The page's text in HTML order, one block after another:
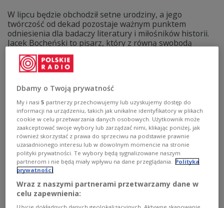
W lipcu będzie obchodził setne urodziny, a jego
twórczość od dekad pozostaje ważnym punktem
odniesienia dla badaczy literatury i miłośników historii.
Jacek Bocheński to pisarz, który z równą swobodą
porusza się między światem antycznego Rzymu a
współczesną refleksją nad wolnością i mechanizmami
władzy. Autor słynnej Trylogii rzymskiej, a także
czasach PRL-u, pozostaje jedną z najbardziej
wyrazistych postaci polskiej kultury XX i XXI wieku.
Zobacz więcej na temat:Jacek Bocheński literatura Dwójka
KULTURA
Dbamy o Twoją prywatność
My i nasi5 partnerzy przechowujemy lub uzyskujemy dostęp do
informacji na urządzeniu, takich jak unikalne identyfikatory w plikach
cookie w celu przetwarzania danych osobowych. Użytkownik może
zaakceptować swoje wybory lub zarządzać nimi, klikając poniżej, jak
również skorzystać z prawa do sprzeciwu na podstawie prawnie
uzasadnionego interesu lub w dowolnym momencie na stronie
polityki prywatności. Te wybory będą sygnalizowane naszym
partnerom i nie będą miały wpływu na dane przeglądania. Polityka
prywatności
Wraz z naszymi partnerami przetwarzamy dane w
celu zapewnienia: